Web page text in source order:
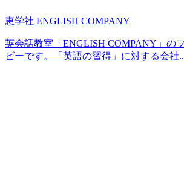
恵学社 ENGLISH COMPANY
英会話教室「ENGLISH COMPANY」の
ビーです。「英語の習得」に対する会社